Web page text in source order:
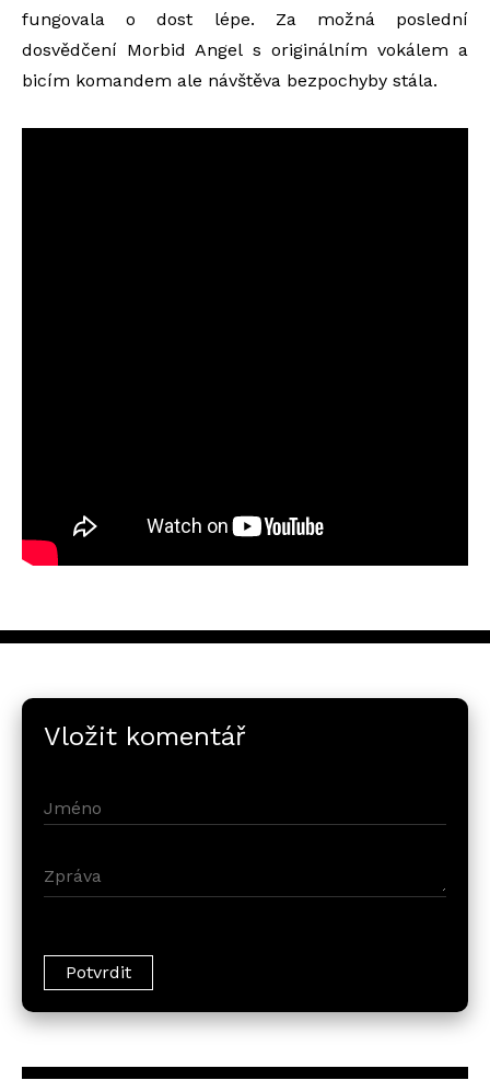
fungovala o dost lépe. Za možná poslední
dosvědčení Morbid Angel s originálním vokálem a
bicím komandem ale návštěva bezpochyby stála.
Vložit komentář